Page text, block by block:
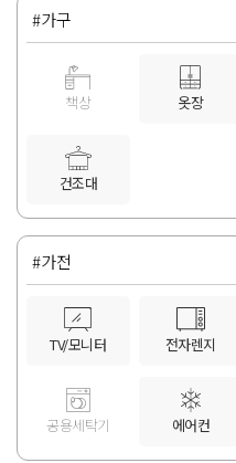
#가구
책상 옷장
건조대
#가전
TV/모니터 전자렌지
공용세탁기 에어컨